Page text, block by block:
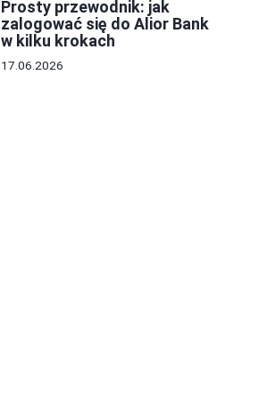
Prosty przewodnik: jak
zalogować się do Alior Bank
w kilku krokach
17.06.2026